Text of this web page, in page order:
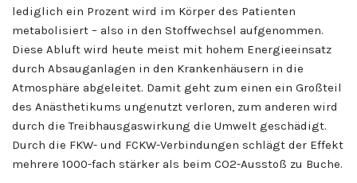
lediglich ein Prozent wird im Körper des Patienten
metabolisiert – also in den Stoffwechsel aufgenommen.
Diese Abluft wird heute meist mit hohem Energieeinsatz
durch Absauganlagen in den Krankenhäusern in die
Atmosphäre abgeleitet. Damit geht zum einen ein Großteil
des Anästhetikums ungenutzt verloren, zum anderen wird
durch die Treibhausgaswirkung die Umwelt geschädigt.
Durch die FKW- und FCKW-Verbindungen schlägt der Effekt
mehrere 1000-fach stärker als beim CO2-Ausstoß zu Buche.